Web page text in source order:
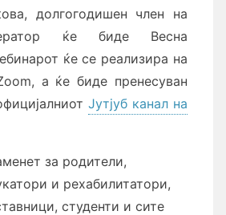
долгогодишен член на
ќе биде Весна
ќе се реализира на
а ќе биде пренесуван
Јутјуб канал на
за родители,
и рехабилитатори,
студенти и сите